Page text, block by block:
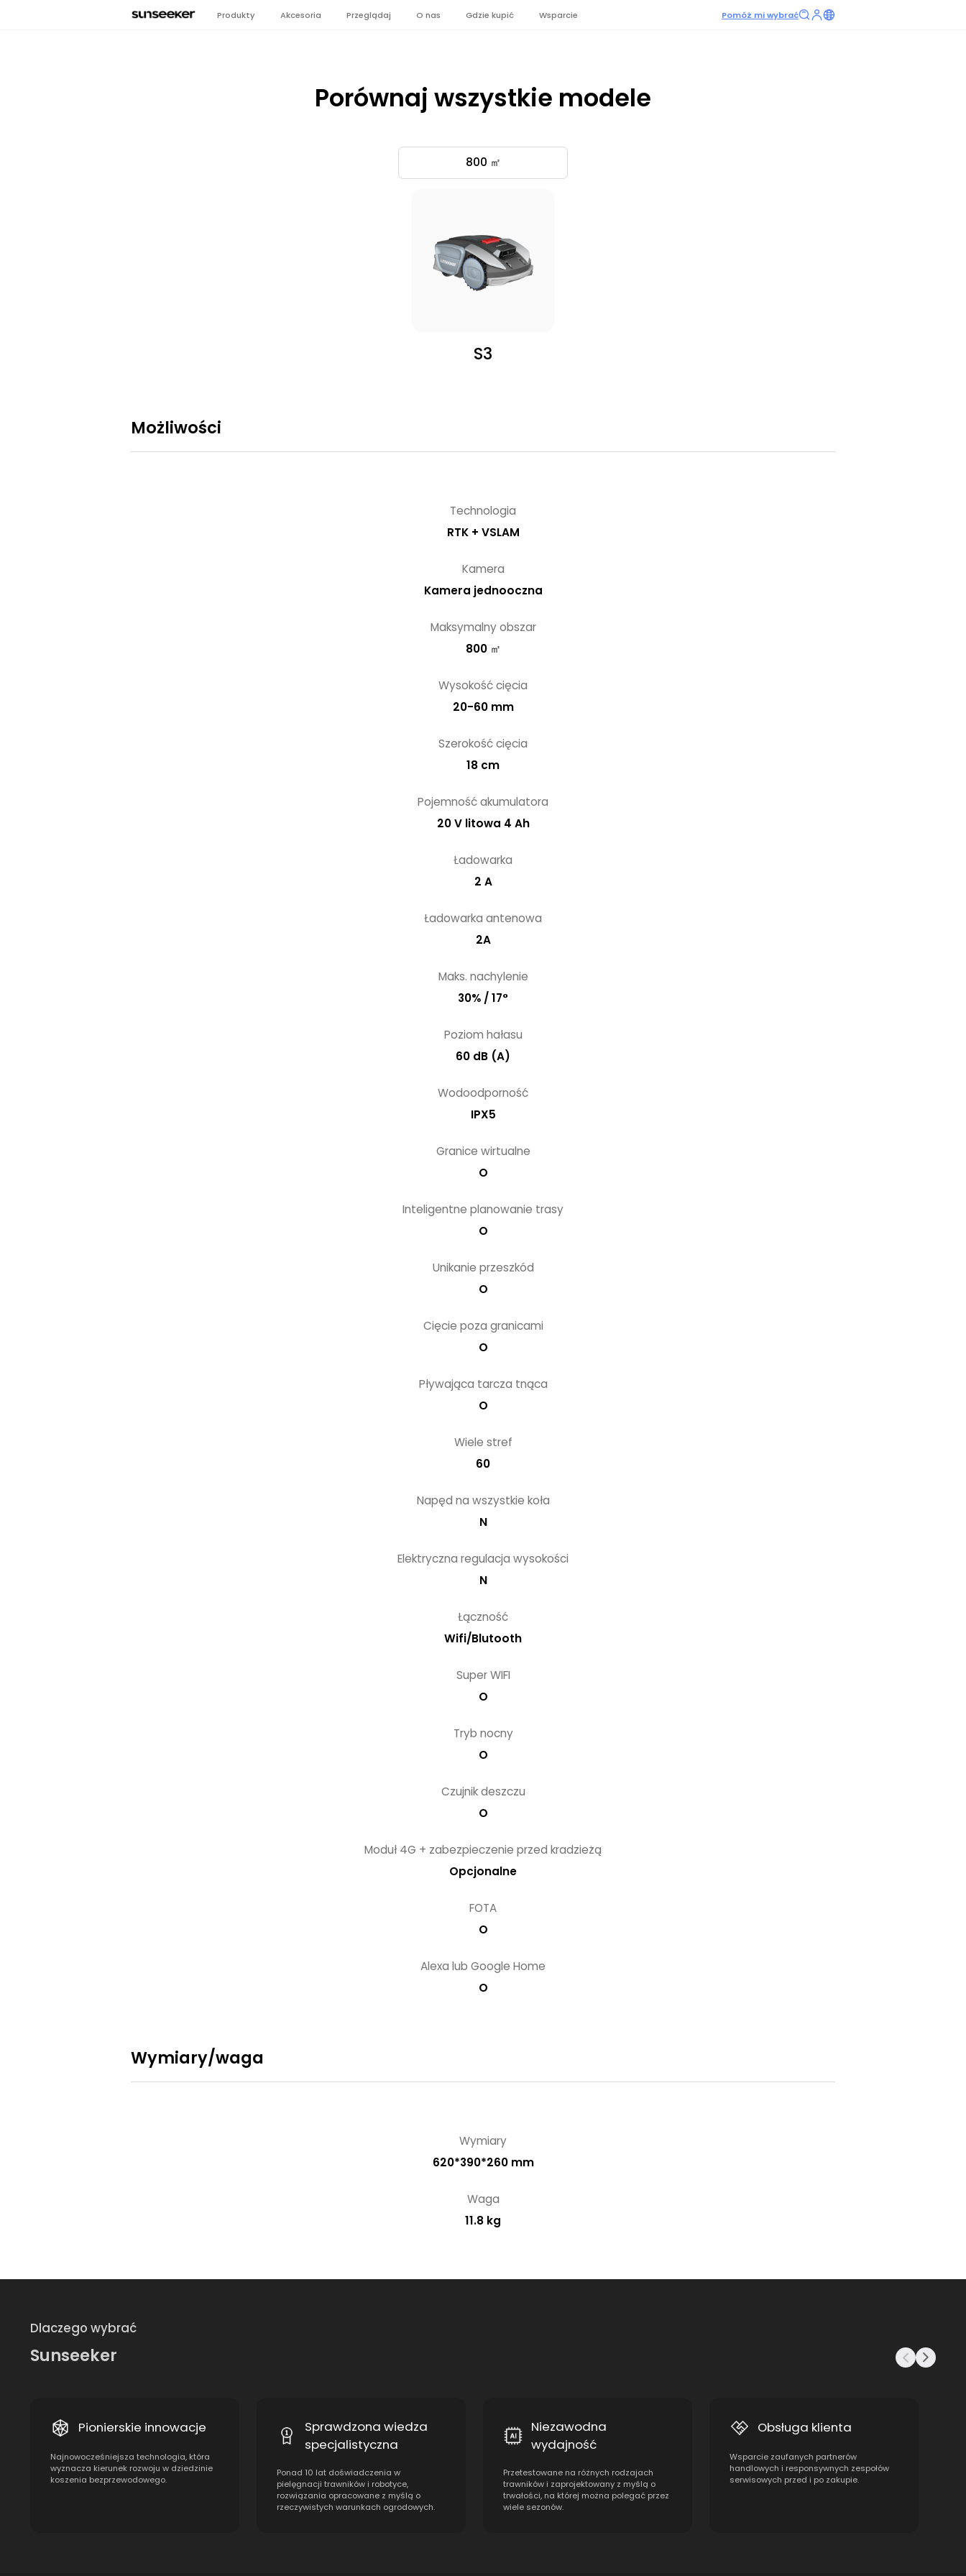
Produkty Akcesoria Przeglądaj O nas Gdzie kupić Wsparcie Pomóż mi wybrać
Porównaj wszystkie modele
800 ㎡
S3
Możliwości
Technologia
RTK + VSLAM
Kamera
Kamera jednooczna
Maksymalny obszar
800 ㎡
Wysokość cięcia
20-60 mm
Szerokość cięcia
18 cm
Pojemność akumulatora
20 V litowa 4 Ah
Ładowarka
2 A
Ładowarka antenowa
2A
Maks. nachylenie
30% / 17°
Poziom hałasu
60 dB (A)
Wodoodporność
IPX5
Granice wirtualne
O
Inteligentne planowanie trasy
O
Unikanie przeszkód
O
Cięcie poza granicami
O
Pływająca tarcza tnąca
O
Wiele stref
60
Napęd na wszystkie koła
N
Elektryczna regulacja wysokości
N
Łączność
Wifi/Blutooth
Super WIFI
O
Tryb nocny
O
Czujnik deszczu
O
Moduł 4G + zabezpieczenie przed kradzieżą
Opcjonalne
FOTA
O
Alexa lub Google Home
O
Wymiary/waga
Wymiary
620*390*260 mm
Waga
11.8 kg
Dlaczego wybrać
Sunseeker
Pionierskie innowacje
Najnowocześniejsza technologia, która
wyznacza kierunek rozwoju w dziedzinie
koszenia bezprzewodowego.
Sprawdzona wiedza
specjalistyczna
Ponad 10 lat doświadczenia w
pielęgnacji trawników i robotyce,
rozwiązania opracowane z myślą o
rzeczywistych warunkach ogrodowych.
Niezawodna
wydajność
Przetestowane na różnych rodzajach
trawników i zaprojektowany z myślą o
trwałości, na której można polegać przez
wiele sezonów.
Obsługa klienta
Wsparcie zaufanych partnerów
handlowych i responsywnych zespołów
serwisowych przed i po zakupie.